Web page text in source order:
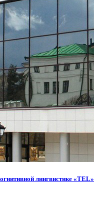
лингвистике «TEL»